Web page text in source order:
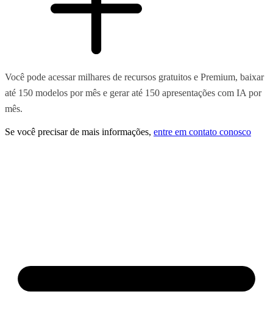
Você pode acessar milhares de recursos gratuitos e Premium, baixar
até 150 modelos por mês e gerar até 150 apresentações com IA por
mês.
Se você precisar de mais informações, entre em contato conosco